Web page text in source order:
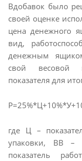
Вдобавок было
своей оценке
цена денежного
вид,
денежным
свой весовой
показателя для
где Ц –
упаковки, ВВ –
показатель